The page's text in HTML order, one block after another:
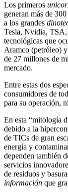
Los primeros
generan más de
a los grandes
Tesla, Nvidia, TSA,
tecnológicas que
Aramco (petróleo)
de 27 millones de
mercado.
Entre estas dos
consumidores de
para su operación,
En esta “mitología
debido a la
de TICs de gran
energía y
dependen también
servicios
de residuos y
información que